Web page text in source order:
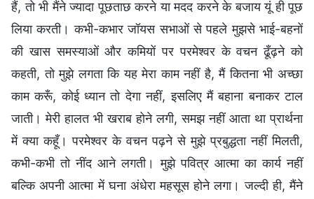
हैं, तो भी मैंने ज्यादा पूछताछ करने या मदद करने के बजाय यूं ही पूछ
लिया करती। कभी-कभार जॉयस सभाओं से पहले मुझसे भाई-बहनों
की खास समस्याओं और कमियों पर परमेश्वर के वचन ढूँढ़ने को
कहती, तो मुझे लगता कि यह मेरा काम नहीं है, मैं कितना भी अच्छा
काम करूँ, कोई ध्यान तो देगा नहीं, इसलिए मैं बहाना बनाकर टाल
जाती। मेरी हालत भी खराब होने लगी, समझ नहीं आता था प्रार्थना
में क्या कहूँ। परमेश्वर के वचन पढ़ने से मुझे प्रबुद्धता नहीं मिलती,
कभी-कभी तो नींद आने लगती। मुझे पवित्र आत्मा का कार्य नहीं
बल्कि अपनी आत्मा में घना अंधेरा महसूस होने लगा। जल्दी ही, मैंने